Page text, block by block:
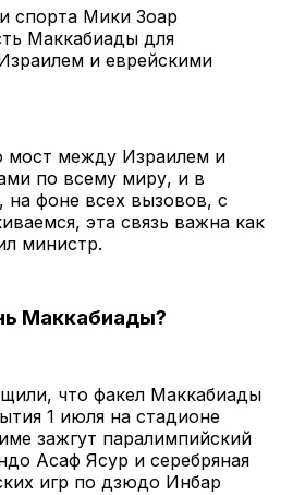
спорта Мики Зоар
Маккабиады для
и еврейскими
мост между Израилем и
по всему миру, и в
фоне всех вызовов, с
эта связь важна как
министр.
Маккабиады?
что факел Маккабиады
1 июля на стадионе
зажгут паралимпийский
Асаф Ясур и серебряная
игр по дзюдо Инбар